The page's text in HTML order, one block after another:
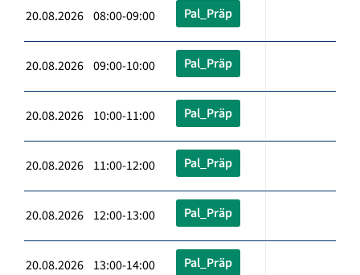
20.08.2026 08:00-09:00 Pal_Präp
20.08.2026 09:00-10:00 Pal_Präp
20.08.2026 10:00-11:00 Pal_Präp
20.08.2026 11:00-12:00 Pal_Präp
20.08.2026 12:00-13:00 Pal_Präp
20.08.2026 13:00-14:00 Pal_Präp